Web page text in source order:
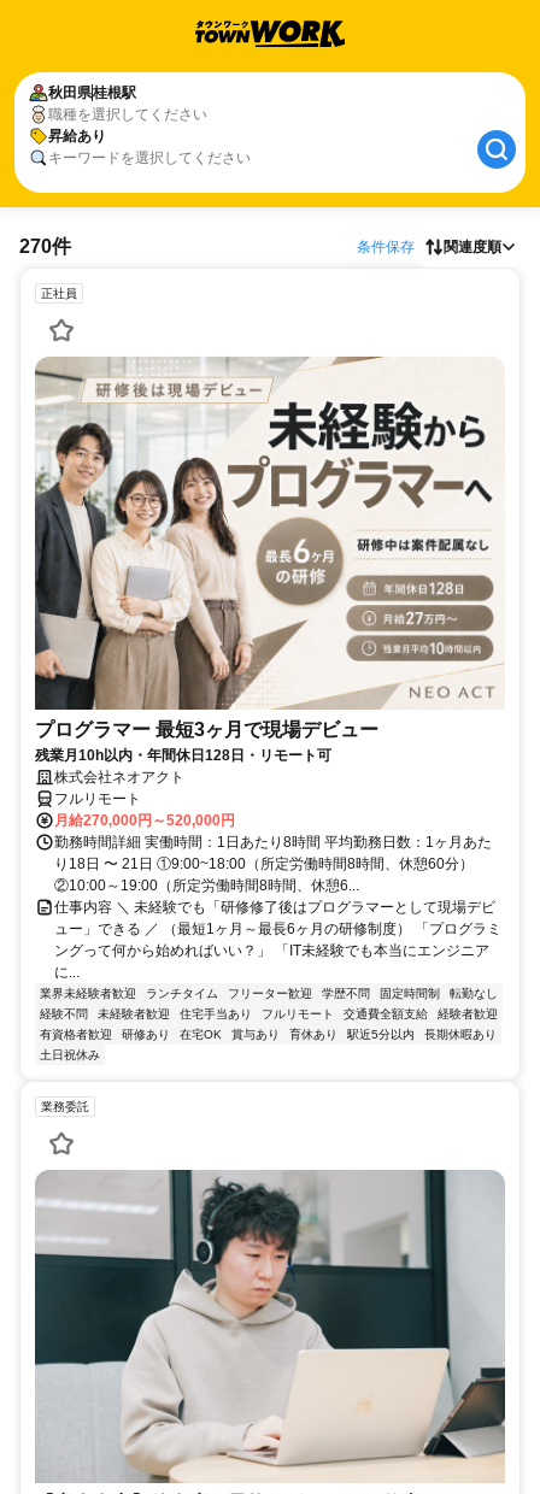
秋田県桂根駅
職種を選択してください
昇給あり
キーワードを選択してください
270件 条件保存 関連度順
正社員
プログラマー 最短3ヶ月で現場デビュー
残業月10h以内・年間休日128日・リモート可
株式会社ネオアクト
フルリモート
月給270,000円～520,000円
勤務時間詳細 実働時間：1日あたり8時間 平均勤務日数：1ヶ月あた
り18日 〜 21日 ①9:00~18:00（所定労働時間8時間、休憩60分）
②10:00～19:00（所定労働時間8時間、休憩6...
仕事内容 ＼ 未経験でも「研修修了後はプログラマーとして現場デビ
ュー」できる ／ （最短1ヶ月～最長6ヶ月の研修制度） 「プログラミ
ングって何から始めればいい？」 「IT未経験でも本当にエンジニア
に...
業界未経験者歓迎 ランチタイム フリーター歓迎 学歴不問 固定時間制
転勤なし
経験不問
未経験者歓迎 住宅手当あり フルリモート 交通費全額支給
経験者歓迎
有資格者歓迎
研修あり 在宅OK 賞与あり 育休あり 駅近5分以内
長期休暇あり
土日祝休み
業務委託